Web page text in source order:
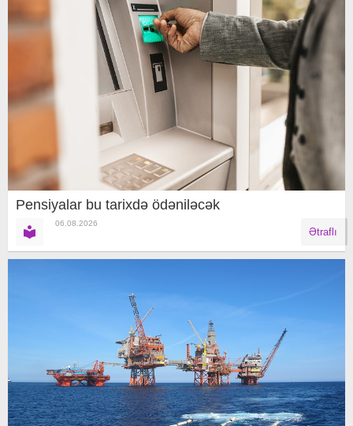
Pensiyalar bu tarixdə ödəniləcək
06.08.2026
Ətraflı